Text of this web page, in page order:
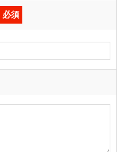
必須